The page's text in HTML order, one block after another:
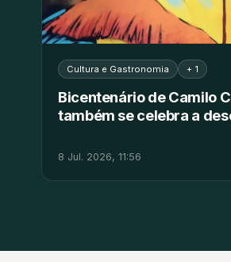
Cultura e Gastronomia + 1
Bicentenário de Camilo
também se celebra a
8 Jul. 2026, 11:56